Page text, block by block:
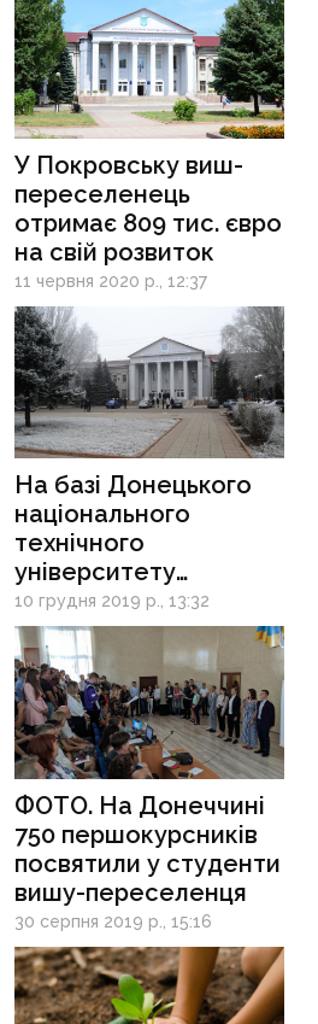
У Покровську виш-
переселенець
отримає 809 тис. євро
на свій розвиток
11 червня 2020 р., 12:37
На базі Донецького
національного
технічного
університету
створили військову
кафедру
10 грудня 2019 р., 13:32
ФОТО. На Донеччині
750 першокурсників
посвятили у студенти
вишу-переселенця
30 серпня 2019 р., 15:16